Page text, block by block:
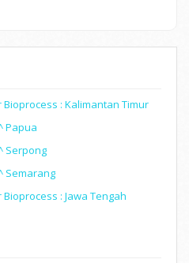
: Kalimantan Timur
Papua
Serpong
Semarang
: Jawa Tengah